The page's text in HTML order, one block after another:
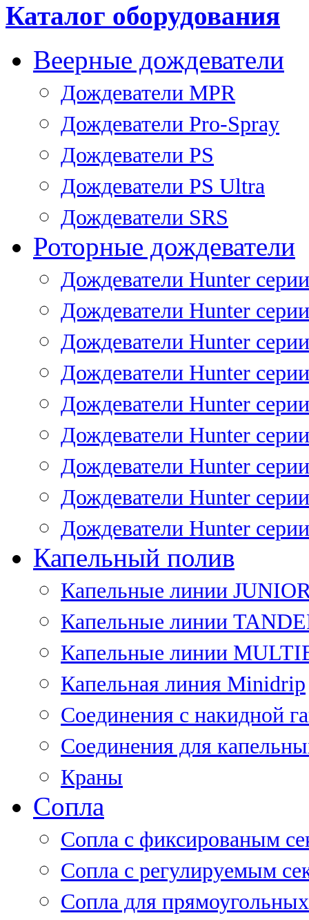
Каталог оборудования
Веерные дождеватели
Дождеватели MPR
Дождеватели Pro-Spray
Дождеватели PS
Дождеватели PS Ultra
Дождеватели SRS
Роторные дождеватели
Дождеватели Hunter
Дождеватели Hunter
Дождеватели Hunter
Дождеватели Hunter
Дождеватели Hunter
Дождеватели Hunter
Дождеватели Hunter
Дождеватели Hunter
Дождеватели Hunter
Капельный полив
Капельные линии
Капельные линии
Капельные линии
Капельная линия Minidrip
Соединения с накидной
Соединения для
Краны
Сопла
Cопла с фиксированым
Сопла с регулируемым
Сопла для